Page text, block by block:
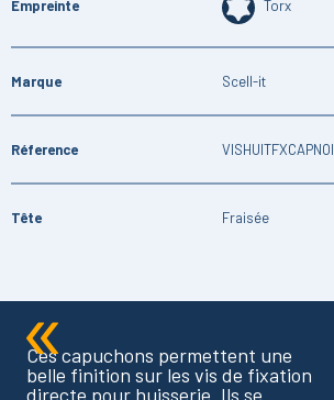
Empreinte Torx
Marque Scell-it
Réference VISHUITFXCAPNOI
Tête Fraisée
Ces capuchons permettent une
belle finition sur les vis de fixation
directe pour huisserie. Ils se